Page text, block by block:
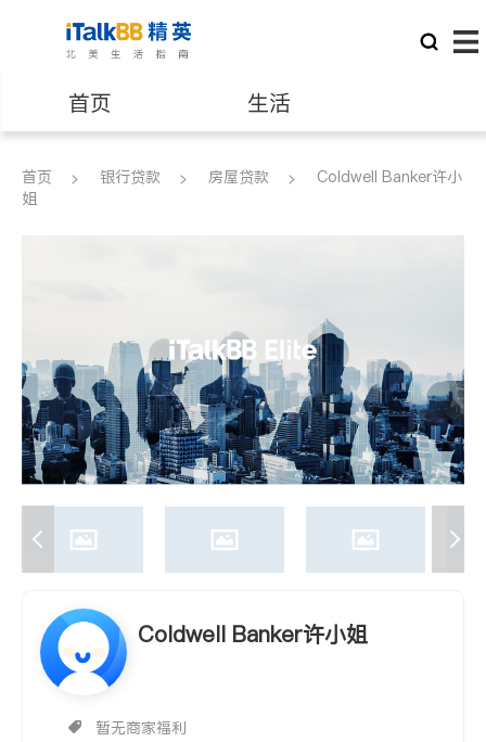
首页 生活
医生 律师
养老 非盈利组织
首页 银行贷款 房屋贷款
Coldwell Banker许小
姐
Coldwell Banker许小姐
暂无商家福利